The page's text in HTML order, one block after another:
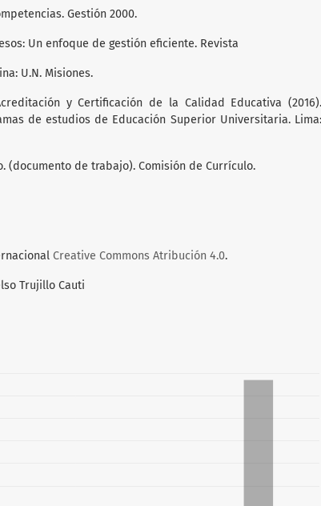
Gestión 2000.
Un enfoque de gestión eficiente. Revista
U.N. Misiones.
y Certificación de la Calidad Educativa (2016).
de estudios de Educación Superior Universitaria. Lima:
(documento de trabajo). Comisión de Currículo.
Creative Commons Atribución 4.0.
Trujillo Cauti